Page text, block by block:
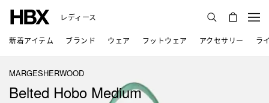
レディース
新着アイテム ブランド ウェア フットウェア アクセサリー ラ
MARGESHERWOOD
Belted Hobo Medium